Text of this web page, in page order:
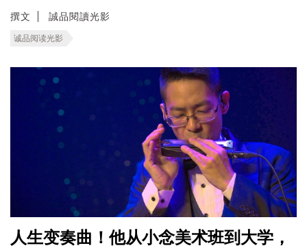
撰文 誠品閱讀光影
诚品阅读光影
人生变奏曲！他从小念美术班到大学，